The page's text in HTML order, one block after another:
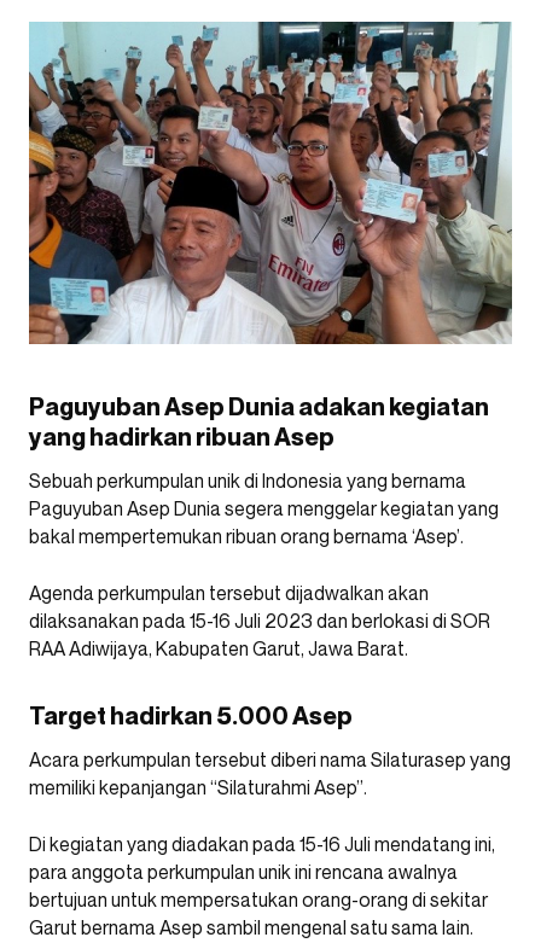
Paguyuban Asep Dunia adakan kegiatan
yang hadirkan ribuan Asep
Sebuah perkumpulan unik di Indonesia yang bernama
Paguyuban Asep Dunia segera menggelar kegiatan yang
bakal mempertemukan ribuan orang bernama ‘Asep’.
Agenda perkumpulan tersebut dijadwalkan akan
dilaksanakan pada 15-16 Juli 2023 dan berlokasi di SOR
RAA Adiwijaya, Kabupaten Garut, Jawa Barat.
Target hadirkan 5.000 Asep
Acara perkumpulan tersebut diberi nama Silaturasep yang
memiliki kepanjangan “Silaturahmi Asep”.
Di kegiatan yang diadakan pada 15-16 Juli mendatang ini,
para anggota perkumpulan unik ini rencana awalnya
bertujuan untuk mempersatukan orang-orang di sekitar
Garut bernama Asep sambil mengenal satu sama lain.